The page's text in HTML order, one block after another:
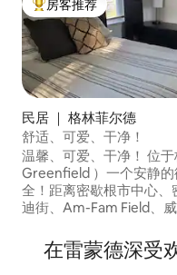
热门「房客推荐」
房客推荐
民居 ｜ 格林菲尔德
舒适、可爱、干净！
温馨、可爱、干净！ 位
Greenfield ）一个安静的
全！距离密歇根市中心、
迪街、Am-Fam Field、
Marquette University
Aurora、Ascension和
在雷蒙德深受